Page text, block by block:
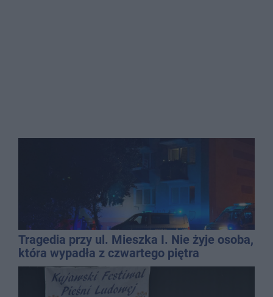
Tragedia przy ul. Mieszka I. Nie żyje osoba,
która wypadła z czwartego piętra